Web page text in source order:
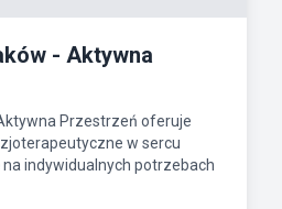
- Aktywna
Przestrzeń oferuje
w sercu
na indywidualnych potrzebach